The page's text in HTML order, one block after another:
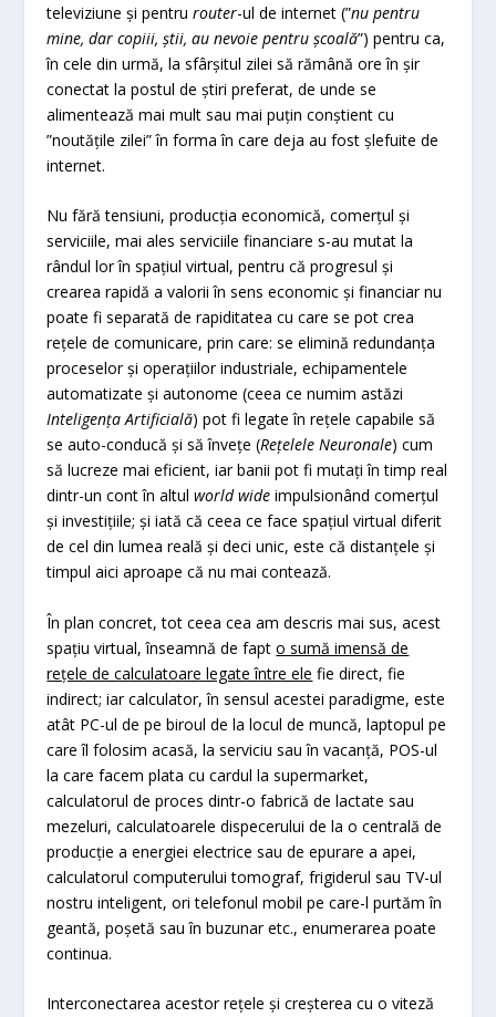
televiziune și pentrurouter-ul de internet (”nu pentru
mine, dar copiii, știi, au nevoie pentru școală”) pentru ca,
în cele din urmă, la sfârșitul zilei să rămână ore în șir
conectat la postul de știri preferat, de unde se
alimentează mai mult sau mai puțin conștient cu
”noutățile zilei” în forma în care deja au fost șlefuite de
internet.
Nu fără tensiuni, producția economică, comerțul și
serviciile, mai ales serviciile financiare s-au mutat la
rândul lor în spațiul virtual, pentru că progresul și
crearea rapidă a valorii în sens economic și financiar nu
poate fi separată de rapiditatea cu care se pot crea
rețele de comunicare, prin care: se elimină redundanța
proceselor și operațiilor industriale, echipamentele
automatizate și autonome (ceea ce numim astăzi
Inteligența Artificială) pot fi legate în rețele capabile să
se auto-conducă și să învețe (Rețelele Neuronale) cum
să lucreze mai eficient, iar banii pot fi mutați în timp real
dintr-un cont în altulworld wide impulsionând comerțul
și investițiile; și iată că ceea ce face spațiul virtual diferit
de cel din lumea reală și deci unic, este că distanțele și
timpul aici aproape că nu mai contează.
În plan concret, tot ceea cea am descris mai sus, acest
spațiu virtual, înseamnă de fapto sumă imensă de
rețele de calculatoare legate între ele fie direct, fie
indirect; iar calculator, în sensul acestei paradigme, este
atât PC-ul de pe biroul de la locul de muncă, laptopul pe
care îl folosim acasă, la serviciu sau în vacanță, POS-ul
la care facem plata cu cardul la supermarket,
calculatorul de proces dintr-o fabrică de lactate sau
mezeluri, calculatoarele dispecerului de la o centrală de
producție a energiei electrice sau de epurare a apei,
calculatorul computerului tomograf, frigiderul sau TV-ul
nostru inteligent, ori telefonul mobil pe care-l purtăm în
geantă, poșetă sau în buzunar etc., enumerarea poate
continua.
Interconectarea acestor rețele și creșterea cu o viteză